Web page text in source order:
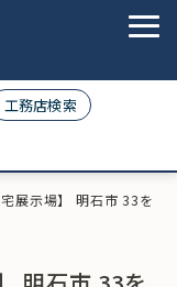
工務店検索
展示場】 明石市 33を